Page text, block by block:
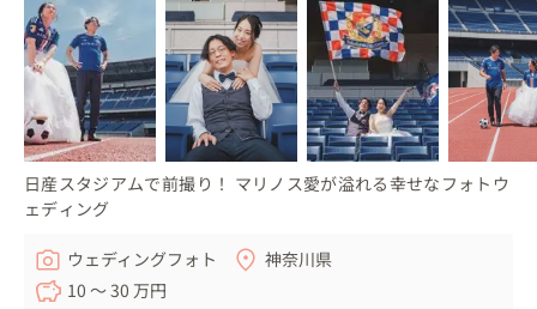
日産スタジアムで前撮り！ マリノス愛が溢れる幸せなフォトウ
ェディング
ウェディングフォト
神奈川県
10 〜 30 万円